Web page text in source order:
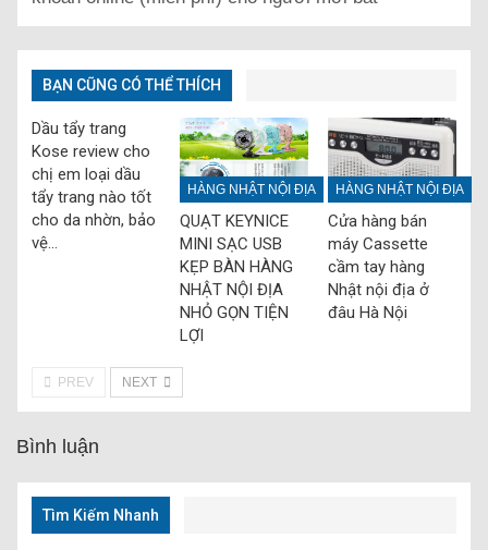
BẠN CŨNG CÓ THỂ THÍCH
Dầu tẩy trang
Kose review cho
chị em loại dầu
tẩy trang nào tốt
cho da nhờn, bảo
vệ…
HÀNG NHẬT NỘI ĐỊA
QUẠT KEYNICE
MINI SẠC USB
KẸP BÀN HÀNG
NHẬT NỘI ĐỊA
NHỎ GỌN TIỆN
LỢI
HÀNG NHẬT NỘI ĐỊA
Cửa hàng bán
máy Cassette
cầm tay hàng
Nhật nội địa ở
đâu Hà Nội
PREV NEXT
Bình luận
Tìm Kiếm Nhanh